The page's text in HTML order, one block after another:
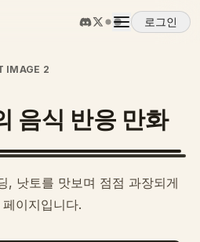
로그인
IMAGE 2
음식 반응 만화
, 낫토를 맛보며 점점 과장되게
이지입니다.